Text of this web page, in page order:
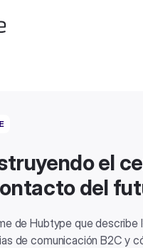
el
del
de Hubtype que describe
de comunicación B2C y